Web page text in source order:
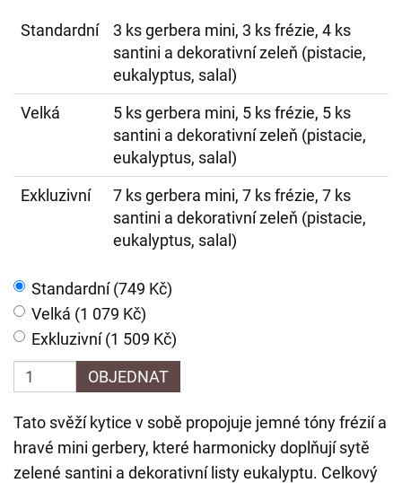
Standardní
3 ks gerbera mini, 3 ks frézie, 4 ks
santini a dekorativní zeleň (pistacie,
eukalyptus, salal)
Velká
5 ks gerbera mini, 5 ks frézie, 5 ks
santini a dekorativní zeleň (pistacie,
eukalyptus, salal)
Exkluzivní
7 ks gerbera mini, 7 ks frézie, 7 ks
santini a dekorativní zeleň (pistacie,
eukalyptus, salal)
Standardní (749 Kč)
Velká (1 079 Kč)
Exkluzivní (1 509 Kč)
OBJEDNAT
Tato svěží kytice v sobě propojuje jemné tóny frézií a
hravé mini gerbery, které harmonicky doplňují sytě
zelené santini a dekorativní listy eukalyptu. Celkový